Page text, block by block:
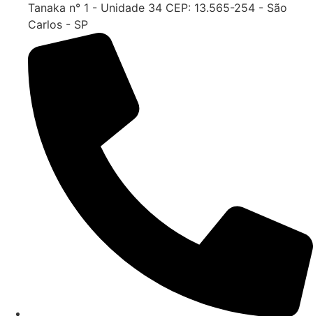
Tanaka n° 1 - Unidade 34 CEP: 13.565-254 - São
Carlos - SP